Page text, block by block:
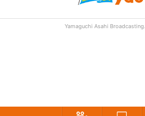
Yamaguchi Asahi